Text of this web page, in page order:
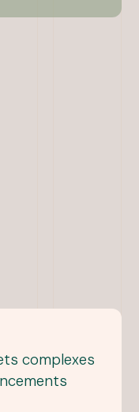
complexes